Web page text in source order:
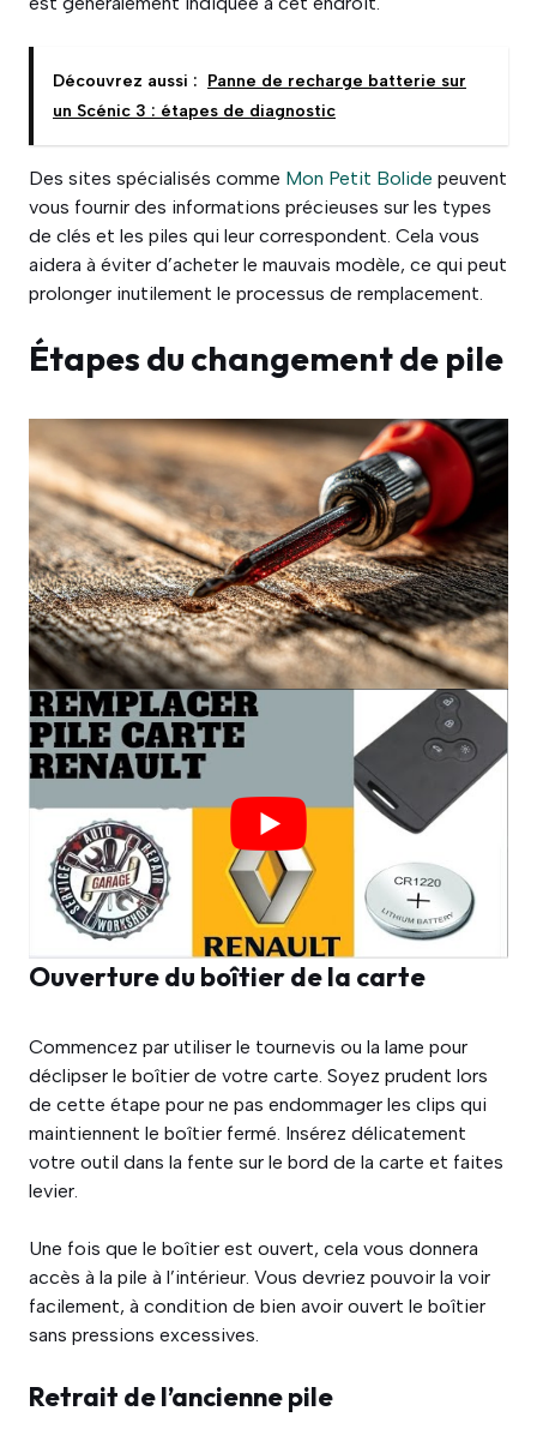
Découvrez aussi : Panne de recharge batterie sur
un Scénic 3 : étapes de diagnostic
Des sites spécialisés comme Mon Petit Bolide peuvent
vous fournir des informations précieuses sur les types
de clés et les piles qui leur correspondent. Cela vous
aidera à éviter d’acheter le mauvais modèle, ce qui peut
prolonger inutilement le processus de remplacement.
Étapes du changement de pile
Ouverture du boîtier de la carte
Commencez par utiliser le tournevis ou la lame pour
déclipser le boîtier de votre carte. Soyez prudent lors
de cette étape pour ne pas endommager les clips qui
maintiennent le boîtier fermé. Insérez délicatement
votre outil dans la fente sur le bord de la carte et faites
levier.
Une fois que le boîtier est ouvert, cela vous donnera
accès à la pile à l’intérieur. Vous devriez pouvoir la voir
facilement, à condition de bien avoir ouvert le boîtier
sans pressions excessives.
Retrait de l’ancienne pile